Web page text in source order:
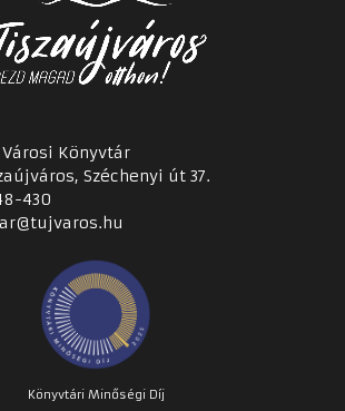
Könyvtár
Széchenyi út 37.
430
Könyvtári Minőségi Díj